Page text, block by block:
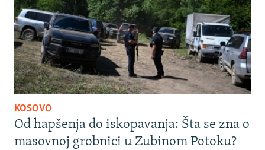
KOSOVO
Od hapšenja do iskopavanja: Šta se zna o
masovnoj grobnici u Zubinom Potoku?